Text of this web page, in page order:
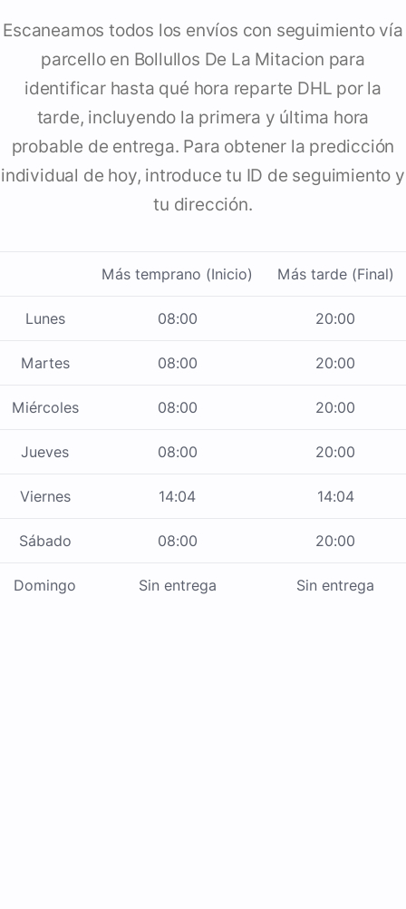
Escaneamos todos los envíos con seguimiento vía
parcello en Bollullos De La Mitacion para
identificar hasta qué hora reparte DHL por la
tarde, incluyendo la primera y última hora
probable de entrega. Para obtener la predicción
individual de hoy, introduce tu ID de seguimiento y
tu dirección.
Más temprano (Inicio) Más tarde (Final)
Lunes 08:00 20:00
Martes 08:00 20:00
Miércoles 08:00 20:00
Jueves 08:00 20:00
Viernes 14:04 14:04
Sábado 08:00 20:00
Domingo Sin entrega Sin entrega